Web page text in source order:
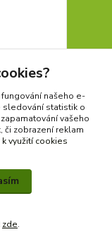
Není skladem
našeho e-
sledování statistik o
vašeho
či zobrazení reklam
k využití cookies
zde.